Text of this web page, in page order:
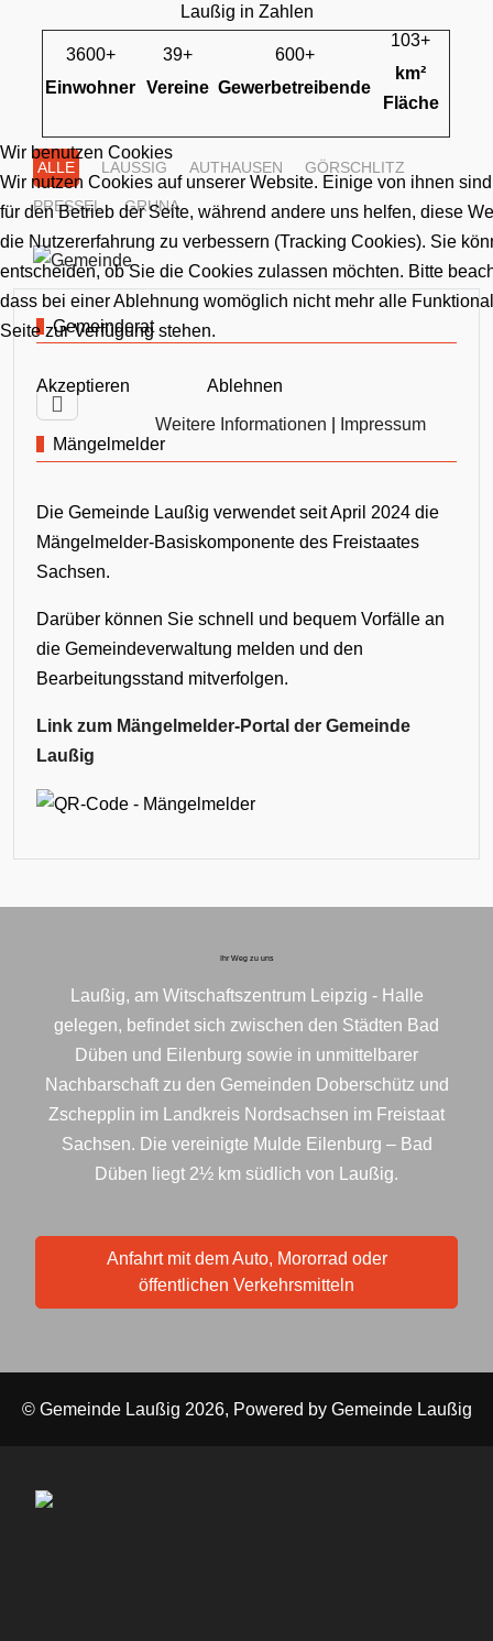
Laußig in Zahlen
3600+
Einwohner
39+
Vereine
600+
Gewerbetreibende
103+
km²
Fläche
ALLE LAUSSIG AUTHAUSEN GÖRSCHLITZ
PRESSEL GRUNA
Gemeinderat
Mängelmelder
Die Gemeinde Laußig verwendet seit April 2024 die
Mängelmelder-Basiskomponente des Freistaates
Sachsen.
Darüber können Sie schnell und bequem Vorfälle an
die Gemeindeverwaltung melden und den
Bearbeitungsstand mitverfolgen.
Link zum Mängelmelder-Portal der Gemeinde
Laußig
Ihr Weg zu uns
Laußig, am Witschaftszentrum Leipzig - Halle
gelegen, befindet sich zwischen den Städten Bad
Düben und Eilenburg sowie in unmittelbarer
Nachbarschaft zu den Gemeinden Doberschütz und
Zschepplin im Landkreis Nordsachsen im Freistaat
Sachsen. Die vereinigte Mulde Eilenburg – Bad
Düben liegt 2½ km südlich von Laußig.
Anfahrt mit dem Auto, Mororrad oder
öffentlichen Verkehrsmitteln
© Gemeinde Laußig 2026, Powered by Gemeinde Laußig
Wir benutzen Cookies
Wir nutzen Cookies auf unserer Website. Einige von ihnen
für den Betrieb der Seite, während andere uns helfen, diese
die Nutzererfahrung zu verbessern (Tracking Cookies). Sie
entscheiden, ob Sie die Cookies zulassen möchten. Bitte
dass bei einer Ablehnung womöglich nicht mehr alle
Seite zur Verfügung stehen.
Akzeptieren Ablehnen
Weitere Informationen Impressum